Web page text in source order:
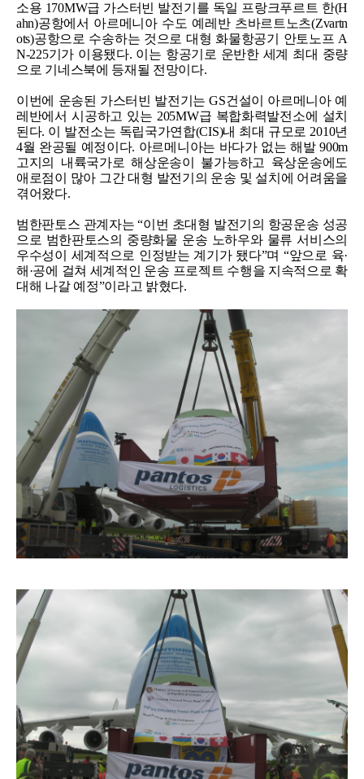
소용 170MW급 가스터빈 발전기를 독일 프랑크푸르트 한(H
ahn)공항에서 아르메니아 수도 예레반 츠바르트노츠(Zvartn
ots)공항으로 수송하는 것으로 대형 화물항공기 안토노프 A
N-225기가 이용됐다. 이는 항공기로 운반한 세계 최대 중량
으로 기네스북에 등재될 전망이다.
이번에 운송된 가스터빈 발전기는 GS건설이 아르메니아 예
레반에서 시공하고 있는 205MW급 복합화력발전소에 설치
된다. 이 발전소는 독립국가연합(CIS)내 최대 규모로 2010년
4월 완공될 예정이다. 아르메니아는 바다가 없는 해발 900m
고지의 내륙국가로 해상운송이 불가능하고 육상운송에도
애로점이 많아 그간 대형 발전기의 운송 및 설치에 어려움을
겪어왔다.
범한판토스 관계자는 “이번 초대형 발전기의 항공운송 성공
으로 범한판토스의 중량화물 운송 노하우와 물류 서비스의
우수성이 세계적으로 인정받는 계기가 됐다”며 “앞으로 육·
해·공에 걸쳐 세계적인 운송 프로젝트 수행을 지속적으로 확
대해 나갈 예정”이라고 밝혔다.